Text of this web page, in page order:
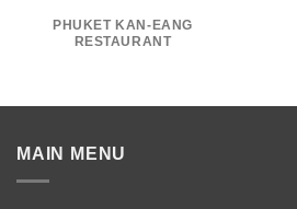
PHUKET KAN-EANG
RESTAURANT
MAIN MENU